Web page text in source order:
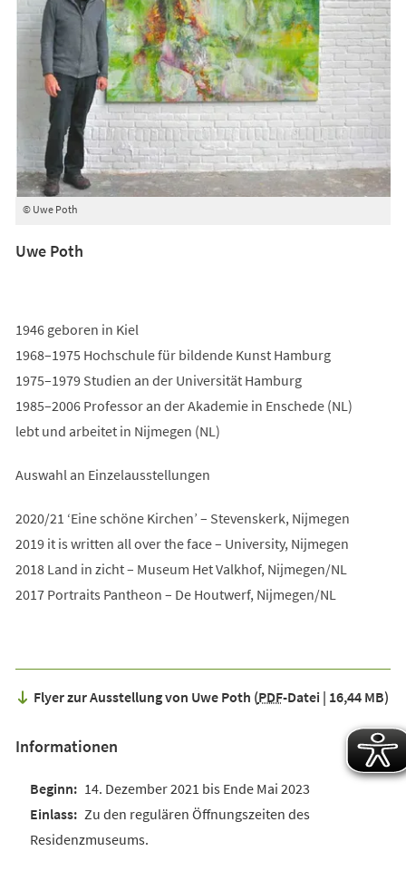
© Uwe Poth
Uwe Poth
1946 geboren in Kiel
1968–1975 Hochschule für bildende Kunst Hamburg
1975–1979 Studien an der Universität Hamburg
1985–2006 Professor an der Akademie in Enschede (NL)
lebt und arbeitet in Nijmegen (NL)
Auswahl an Einzelausstellungen
2020/21 ‘Eine schöne Kirchen’ – Stevenskerk, Nijmegen
2019 it is written all over the face – University, Nijmegen
2018 Land in zicht – Museum Het Valkhof, Nijmegen/NL
2017 Portraits Pantheon – De Houtwerf, Nijmegen/NL
Flyer zur Ausstellung von Uwe Poth PDF-Datei 16,44 MB
Informationen
14. Dezember 2021 bis Ende Mai 2023
Zu den regulären Öffnungszeiten des
Residenzmuseums.